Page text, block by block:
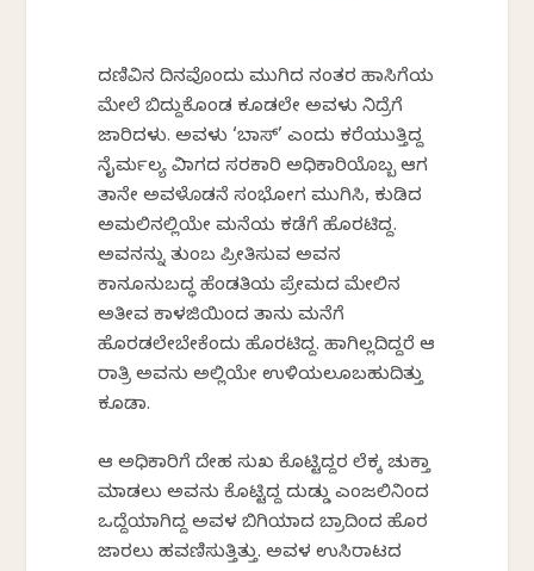
ದಣಿವಿನ ದಿನವೊಂದು ಮುಗಿದ ನಂತರ ಹಾಸಿಗೆಯ
ಮೇಲೆ ಬಿದ್ದುಕೊಂಡ ಕೂಡಲೇ ಅವಳು ನಿದ್ರೆಗೆ
ಜಾರಿದಳು. ಅವಳು ‘ಬಾಸ್’ ಎಂದು ಕರೆಯುತ್ತಿದ್ದ
ನೈರ್ಮಲ್ಯ ವಿಭಾಗದ ಸರಕಾರಿ ಅಧಿಕಾರಿಯೊಬ್ಬ ಆಗ
ತಾನೇ ಅವಳೊಡನೆ ಸಂಭೋಗ ಮುಗಿಸಿ, ಕುಡಿದ
ಅಮಲಿನಲ್ಲಿಯೇ ಮನೆಯ ಕಡೆಗೆ ಹೊರಟಿದ್ದ.
ಅವನನ್ನು ತುಂಬ ಪ್ರೀತಿಸುವ ಅವನ
ಕಾನೂನುಬದ್ಧ ಹೆಂಡತಿಯ ಪ್ರೇಮದ ಮೇಲಿನ
ಅತೀವ ಕಾಳಜಿಯಿಂದ ತಾನು ಮನೆಗೆ
ಹೊರಡಲೇಬೇಕೆಂದು ಹೊರಟಿದ್ದ. ಹಾಗಿಲ್ಲದಿದ್ದರೆ ಆ
ರಾತ್ರಿ ಅವನು ಅಲ್ಲಿಯೇ ಉಳಿಯಲೂಬಹುದಿತ್ತು
ಕೂಡಾ.
ಆ ಅಧಿಕಾರಿಗೆ ದೇಹ ಸುಖ ಕೊಟ್ಟಿದ್ದರ ಲೆಕ್ಕ ಚುಕ್ತಾ
ಮಾಡಲು ಅವನು ಕೊಟ್ಟಿದ್ದ ದುಡ್ಡು ಎಂಜಲಿನಿಂದ
ಒದ್ದೆಯಾಗಿದ್ದ ಅವಳ ಬಿಗಿಯಾದ ಬ್ರಾದಿಂದ ಹೊರ
ಜಾರಲು ಹವಣಿಸುತ್ತಿತ್ತು. ಅವಳ ಉಸಿರಾಟದ